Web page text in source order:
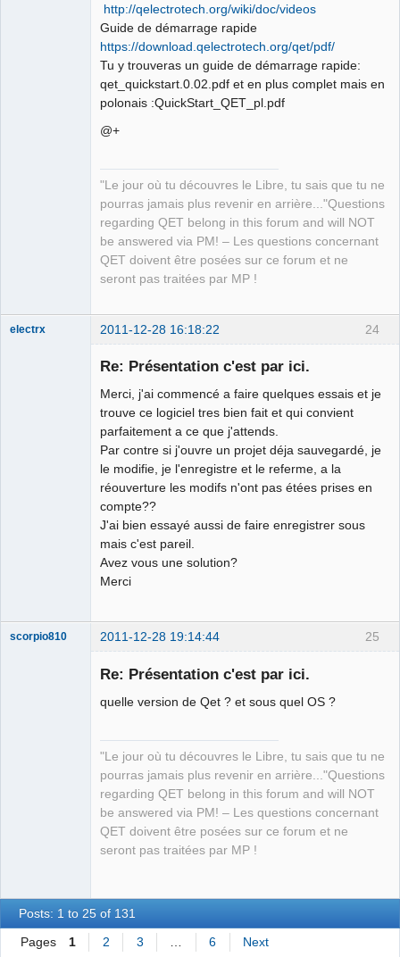
http://qelectrotech.org/wiki/doc/videos
Guide de démarrage rapide
https://download.qelectrotech.org/qet/pdf/
Tu y trouveras un guide de démarrage rapide:
qet_quickstart.0.02.pdf et en plus complet mais en
polonais :QuickStart_QET_pl.pdf
@+
"Le jour où tu découvres le Libre, tu sais que tu ne
pourras jamais plus revenir en arrière..."Questions
regarding QET belong in this forum and will NOT
be answered via PM! – Les questions concernant
QET doivent être posées sur ce forum et ne
seront pas traitées par MP !
24
electrx 2011-12-28 16:18:22
Re: Présentation c'est par ici.
Merci, j'ai commencé a faire quelques essais et je
trouve ce logiciel tres bien fait et qui convient
parfaitement a ce que j'attends.
Par contre si j'ouvre un projet déja sauvegardé, je
le modifie, je l'enregistre et le referme, a la
réouverture les modifs n'ont pas étées prises en
compte??
J'ai bien essayé aussi de faire enregistrer sous
mais c'est pareil.
Avez vous une solution?
Merci
25
scorpio810 2011-12-28 19:14:44
Re: Présentation c'est par ici.
quelle version de Qet ? et sous quel OS ?
"Le jour où tu découvres le Libre, tu sais que tu ne
pourras jamais plus revenir en arrière..."Questions
regarding QET belong in this forum and will NOT
be answered via PM! – Les questions concernant
QET doivent être posées sur ce forum et ne
seront pas traitées par MP !
Posts: 1 to 25 of 131
Pages 1 2 3 … 6 Next